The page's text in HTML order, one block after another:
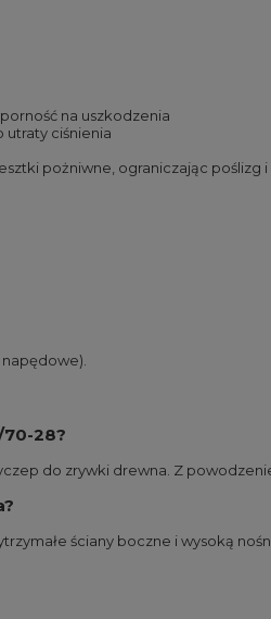
na uszkodzenia
utraty ciśnienia
pożniwne, ograniczając poślizg
28?
do zrywki drewna. Z
ściany boczne i wysoką